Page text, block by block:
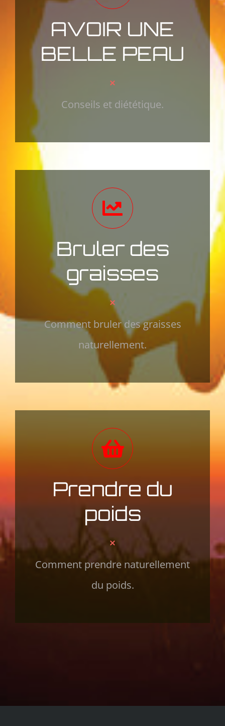
AVOIR UNE
BELLE PEAU
Conseils et diététique.
Bruler des
graisses
Comment bruler des graisses
naturellement.
Prendre du
poids
Comment prendre naturellement
du poids.